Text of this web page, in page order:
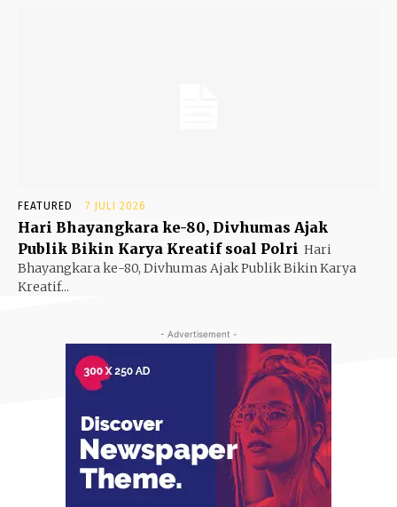
FEATURED 7 JULI 2026
Hari Bhayangkara ke-80, Divhumas Ajak
Publik Bikin Karya Kreatif soal Polri Hari
Bhayangkara ke-80, Divhumas Ajak Publik Bikin Karya
Kreatif...
- Advertisement -